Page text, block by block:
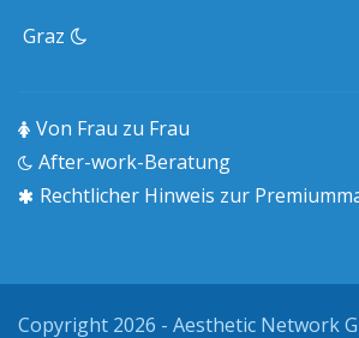
Graz
Von Frau zu Frau
After-work-Beratung
Rechtlicher Hinweis zur
Copyright 2026 - Aesthetic Network